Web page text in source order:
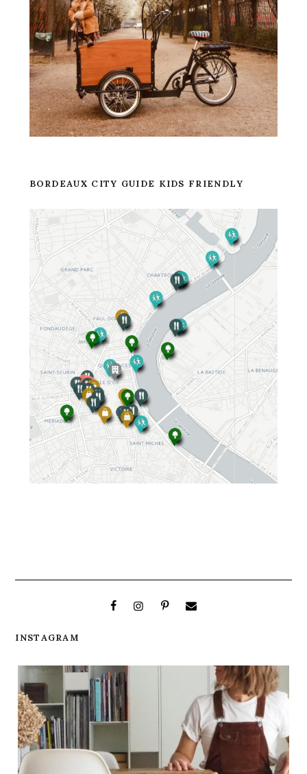
BORDEAUX CITY GUIDE KIDS FRIENDLY
INSTAGRAM